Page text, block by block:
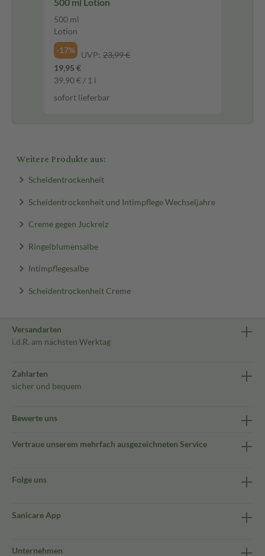
500 ml
Lotion
-17%
UVP: 23,99 €
19,95 €
39,90 € / 1 l
sofort lieferbar
Weitere Produkte aus:
Scheidentrockenheit
Scheidentrockenheit und Intimpflege Wechseljahre
Creme gegen Juckreiz
Ringelblumensalbe
Intimpflegesalbe
Scheidentrockenheit Creme
Versandarten
i.d.R. am nächsten Werktag
Zahlarten
sicher und bequem
Bewerte uns
Vertraue unserem mehrfach ausgezeichneten Service
Folge uns
Sanicare App
Unternehmen